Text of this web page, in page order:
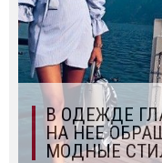
В ОДЕЖДЕ
НА НЕЕ
МОДНЫЕ